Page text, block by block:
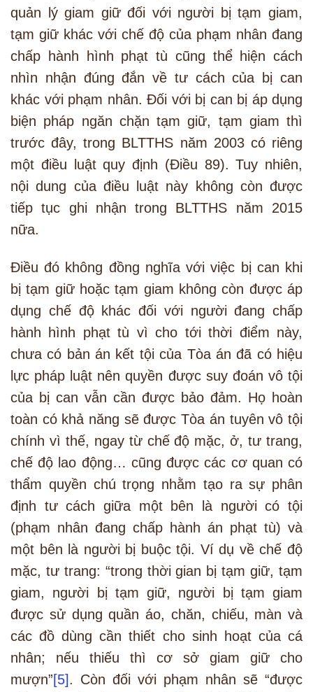
quản lý giam giữ đối với người bị tạm giam,
tạm giữ khác với chế độ của phạm nhân đang
chấp hành hình phạt tù cũng thể hiện cách
nhìn nhận đúng đắn về tư cách của bị can
khác với phạm nhân. Đối với bị can bị áp dụng
biện pháp ngăn chặn tạm giữ, tạm giam thì
trước đây, trong BLTTHS năm 2003 có riêng
một điều luật quy định (Điều 89). Tuy nhiên,
nội dung của điều luật này không còn được
tiếp tục ghi nhận trong BLTTHS năm 2015
nữa.
Điều đó không đồng nghĩa với việc bị can khi
bị tạm giữ hoặc tạm giam không còn được áp
dụng chế độ khác đối với người đang chấp
hành hình phạt tù vì cho tới thời điểm này,
chưa có bản án kết tội của Tòa án đã có hiệu
lực pháp luật nên quyền được suy đoán vô tội
của bị can vẫn cần được bảo đảm. Họ hoàn
toàn có khả năng sẽ được Tòa án tuyên vô tội
chính vì thế, ngay từ chế độ mặc, ở, tư trang,
chế độ lao động… cũng được các cơ quan có
thẩm quyền chú trọng nhằm tạo ra sự phân
định tư cách giữa một bên là người có tội
(phạm nhân đang chấp hành án phạt tù) và
một bên là người bị buộc tội. Ví dụ về chế độ
mặc, tư trang: “trong thời gian bị tạm giữ, tạm
giam, người bị tạm giữ, người bị tạm giam
được sử dụng quần áo, chăn, chiếu, màn và
các đồ dùng cần thiết cho sinh hoạt của cá
nhân; nếu thiếu thì cơ sở giam giữ cho
mượn”[5]. Còn đối với phạm nhân sẽ “được